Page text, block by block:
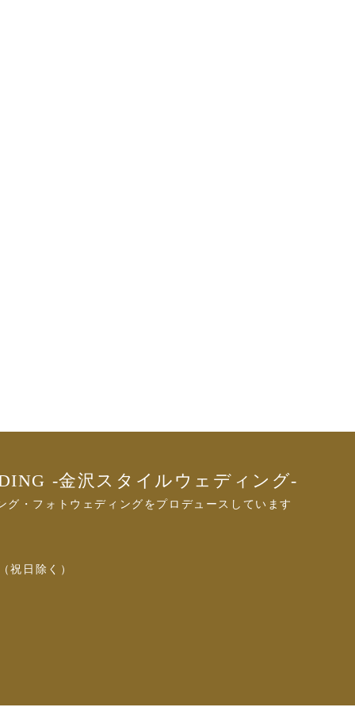
-金沢スタイルウェディング-
・フォトウェディングをプロデュースしています
日除く）